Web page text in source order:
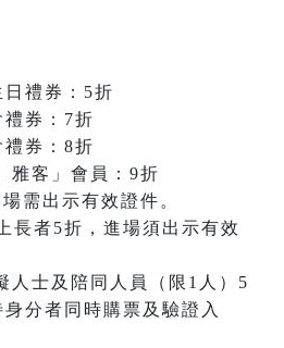
禮券：5折
券：7折
券：8折
客」會員：9折
需出示有效證件。
長者5折，進場須出示有效
士及陪同人員（限1人）5
分者同時購票及驗證入